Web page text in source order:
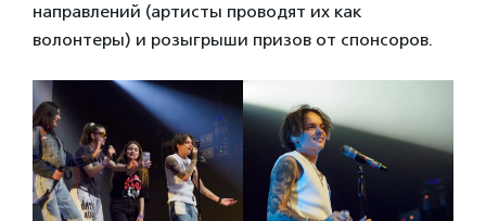
направлений (артисты проводят их как
волонтеры) и розыгрыши призов от спонсоров.